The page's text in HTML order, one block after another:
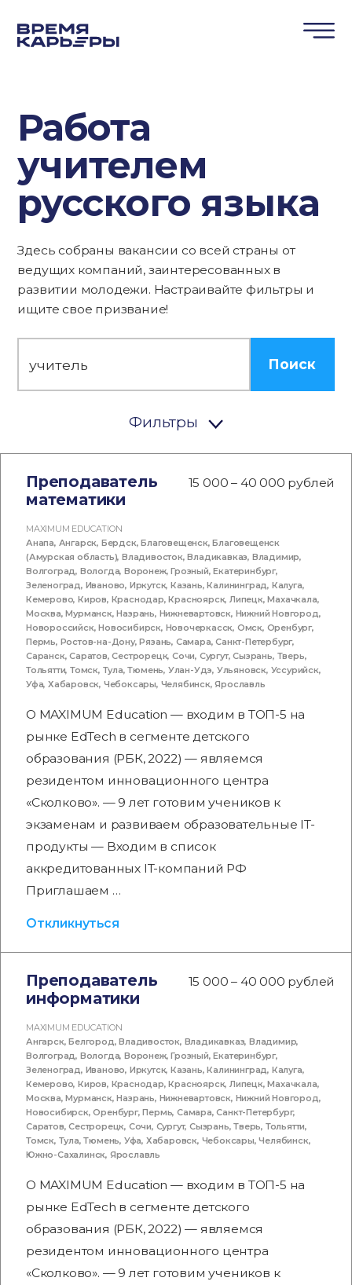
Работа
учителем
русского языка
Здесь собраны вакансии со всей страны от
ведущих компаний, заинтересованных в
развитии молодежи. Настраивайте фильтры и
ищите свое призвание!
Поиск
Фильтры
Преподаватель
математики
15 000 – 40 000 рублей
MAXIMUM EDUCATION
Анапа, Ангарск, Бердск,Благовещенск,Благовещенск
(Амурская область),Владивосток,Владикавказ, Владимир,
Волгоград, Вологда,Воронеж,Грозный,Екатеринбург,
Зеленоград, Иваново, Иркутск,Казань,Калининград, Калуга,
Кемерово,Киров, Краснодар,Красноярск,Липецк,Махачкала,
Москва,Мурманск,Назрань, Нижневартовск, Нижний Новгород,
Новороссийск,Новосибирск, Новочеркасск, Омск, Оренбург,
Пермь, Ростов-на-Дону,Рязань, Самара,Санкт-Петербург,
Саранск,Саратов,Сестрорецк,Сочи, Сургут,Сызрань, Тверь,
Тольятти,Томск, Тула,Тюмень, Улан-Удэ, Ульяновск, Уссурийск,
Уфа,Хабаровск, Чебоксары, Челябинск,Ярославль
О MAXIMUM Education — входим в ТОП-5 на
рынке EdTech в сегменте детского
образования (РБК, 2022) — являемся
резидентом инновационного центра
«Сколково». — 9 лет готовим учеников к
экзаменам и развиваем образовательные IT-
продукты — Входим в список
аккредитованных IT-компаний РФ
Приглашаем …
Откликнуться
Преподаватель
информатики
15 000 – 40 000 рублей
MAXIMUM EDUCATION
Ангарск,Белгород,Владивосток, Владикавказ,Владимир,
Волгоград, Вологда,Воронеж,Грозный,Екатеринбург,
Зеленоград, Иваново, Иркутск,Казань,Калининград, Калуга,
Кемерово,Киров, Краснодар,Красноярск,Липецк,Махачкала,
Москва,Мурманск,Назрань, Нижневартовск, Нижний Новгород,
Новосибирск,Оренбург,Пермь,Самара,Санкт-Петербург,
Саратов,Сестрорецк, Сочи, Сургут,Сызрань,Тверь, Тольятти,
Томск, Тула,Тюмень, Уфа, Хабаровск, Чебоксары,Челябинск,
Южно-Сахалинск, Ярославль
О MAXIMUM Education — входим в ТОП-5 на
рынке EdTech в сегменте детского
образования (РБК, 2022) — являемся
резидентом инновационного центра
«Сколково». — 9 лет готовим учеников к